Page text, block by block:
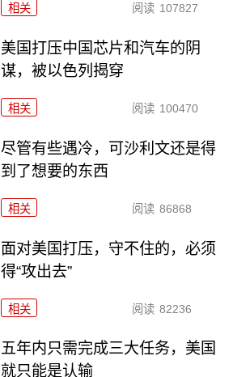
相关 阅读 107827
美国打压中国芯片和汽车的阴
谋，被以色列揭穿
相关 阅读 100470
尽管有些遇冷，可沙利文还是得
到了想要的东西
相关 阅读 86868
面对美国打压，守不住的，必须
得“攻出去”
相关 阅读 82236
五年内只需完成三大任务，美国
就只能是认输